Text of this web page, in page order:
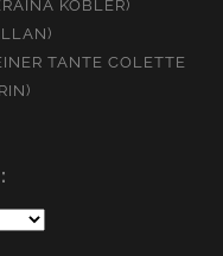
KOBLER)
TANTE COLETTE